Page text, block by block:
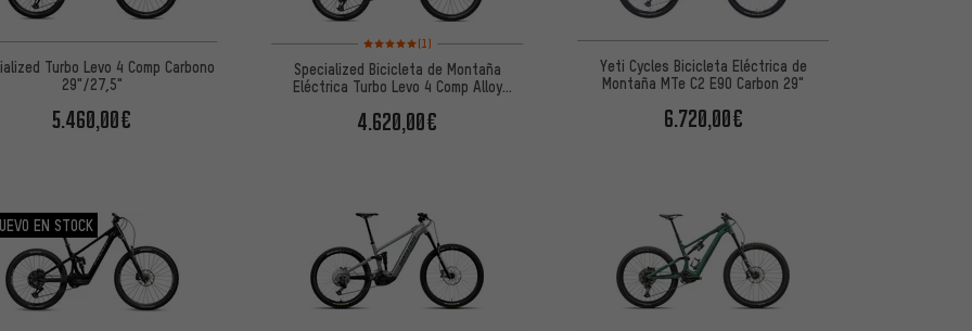
Turbo Levo 4 Comp Carbono
29"/27,5"
5.460,00€
Valoración media: 5 de 5 basada en 1 reseñas
(1)
Specialized Bicicleta de Montaña
Eléctrica Turbo Levo 4 Comp Alloy
4.620,00€
Yeti Cycles Bicicleta Eléctrica de
Montaña MTe C2 E90 Carbon 29"
6.720,00€
EN STOCK